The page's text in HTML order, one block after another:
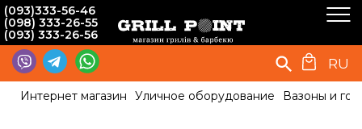
(093)333-56-46
(098) 333-26-55
(093) 333-26-56
RU
Интернет магазин Уличное оборудование Вазоны и